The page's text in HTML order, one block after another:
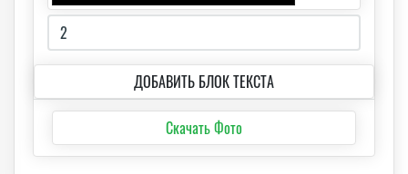
ДОБАВИТЬ БЛОК ТЕКСТА
Скачать Фото